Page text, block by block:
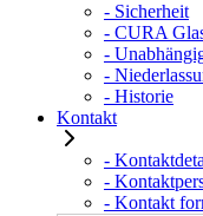
- Sicherheit
- CURA
-
-
- Historie
Kontakt
-
-
- Kontakt